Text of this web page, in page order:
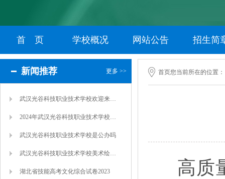
首 页 学校概况 网站公告 招生简
新闻推荐 更多 >>
武汉光谷科技职业技术学校欢迎来自湖北各地...
2024年武汉光谷科技职业技术学校新生学...
武汉光谷科技职业技术学校是公办吗
武汉光谷科技职业技术学校美术绘画高考招生...
湖北省技能高考文化综合试卷2023
您当前所在的位置：
首页
高质